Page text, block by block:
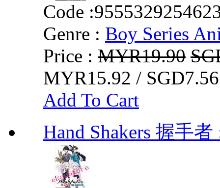
Code :
Genre : Boy Series
Price : MYR19.90
MYR15.92 /
Add To Cart
Hand Shakers 握手者